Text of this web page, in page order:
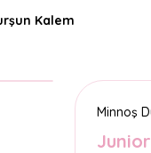
Kalem
Minnoş